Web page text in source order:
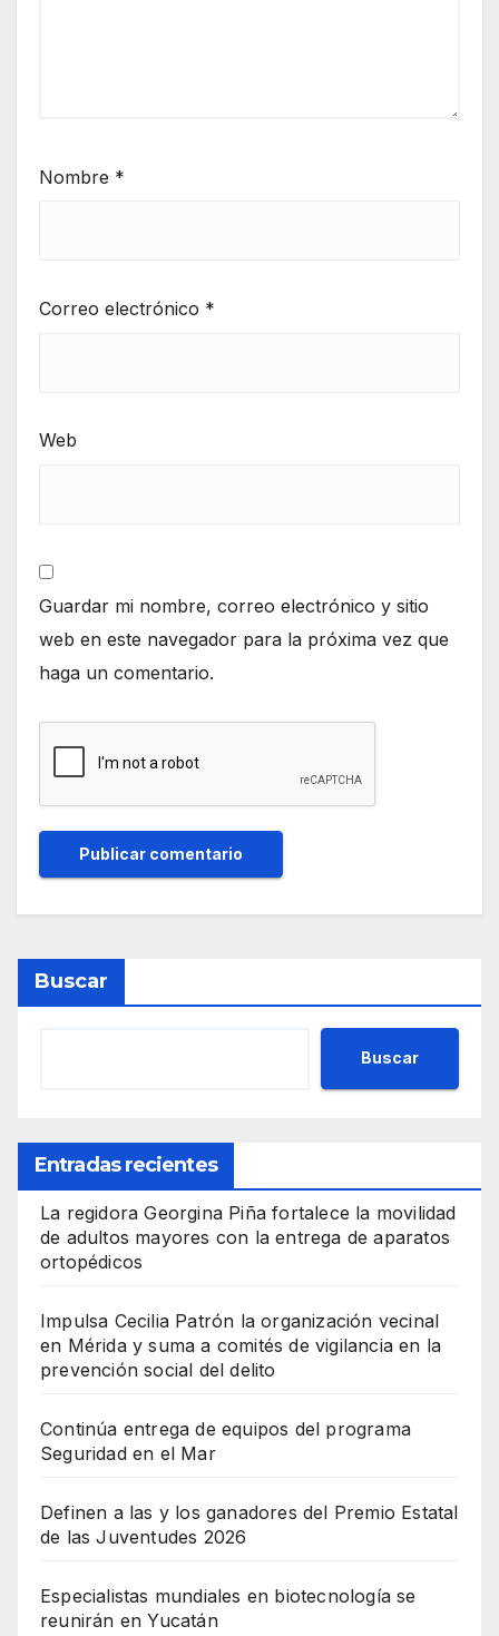
Nombre *
Correo electrónico *
Web
Guardar mi nombre, correo electrónico y sitio
web en este navegador para la próxima vez que
haga un comentario.
Buscar
Buscar
Entradas recientes
La regidora Georgina Piña fortalece la movilidad
de adultos mayores con la entrega de aparatos
ortopédicos
Impulsa Cecilia Patrón la organización vecinal
en Mérida y suma a comités de vigilancia en la
prevención social del delito
Continúa entrega de equipos del programa
Seguridad en el Mar
Definen a las y los ganadores del Premio Estatal
de las Juventudes 2026
Especialistas mundiales en biotecnología se
reunirán en Yucatán